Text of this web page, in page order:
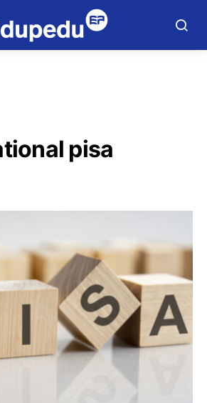
pisa